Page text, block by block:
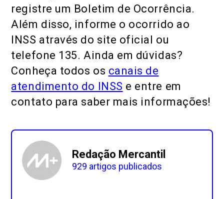
registre um Boletim de Ocorrência.
Além disso, informe o ocorrido ao
INSS através do site oficial ou
telefone 135. Ainda em dúvidas?
Conheça todos os canais de
atendimento do INSS e entre em
contato para saber mais informações!
Redação Mercantil
929 artigos publicados